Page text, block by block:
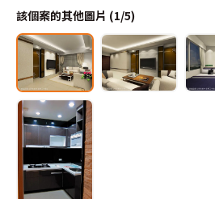
該個案的其他圖片 (1/5)